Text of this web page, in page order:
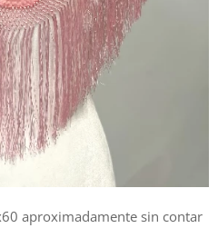
aproximadamente sin contar